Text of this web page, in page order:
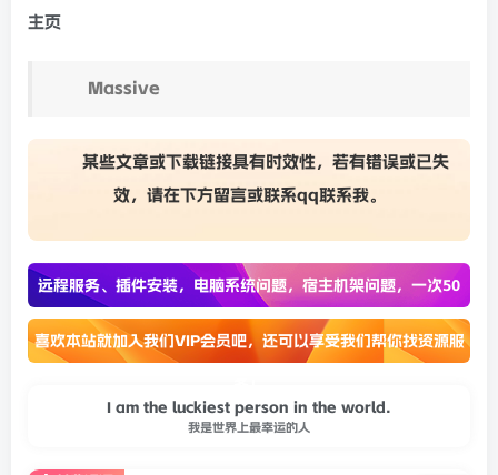
主页
Massive
某些文章或下载链接具有时效性，若有错误或已失
效，请在下方留言或联系qq联系我。
远程服务、插件安装，电脑系统问题，宿主机架问题，一次50
喜欢本站就加入我们VIP会员吧，还可以享受我们帮你找资源服
I am the luckiest person in the world.
我是世界上最幸运的人